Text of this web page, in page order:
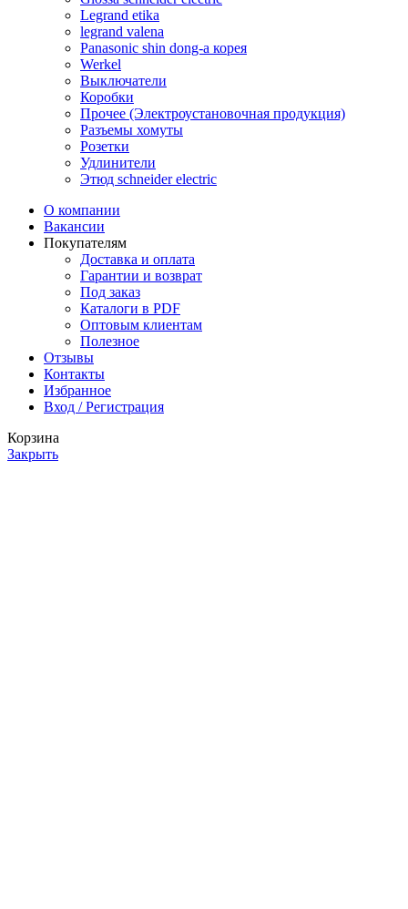
Legrand etika
legrand valena
Panasonic shin dong-a корея
Werkel
Выключатели
Коробки
Прочее (Электроустановочная продукция)
Разъемы хомуты
Розетки
Удлинители
Этюд schneider electric
О компании
Вакансии
Покупателям
Доставка и оплата
Гарантии и возврат
Под заказ
Каталоги в PDF
Оптовым клиентам
Полезное
Отзывы
Контакты
Избранное
Вход / Регистрация
Корзина
Закрыть